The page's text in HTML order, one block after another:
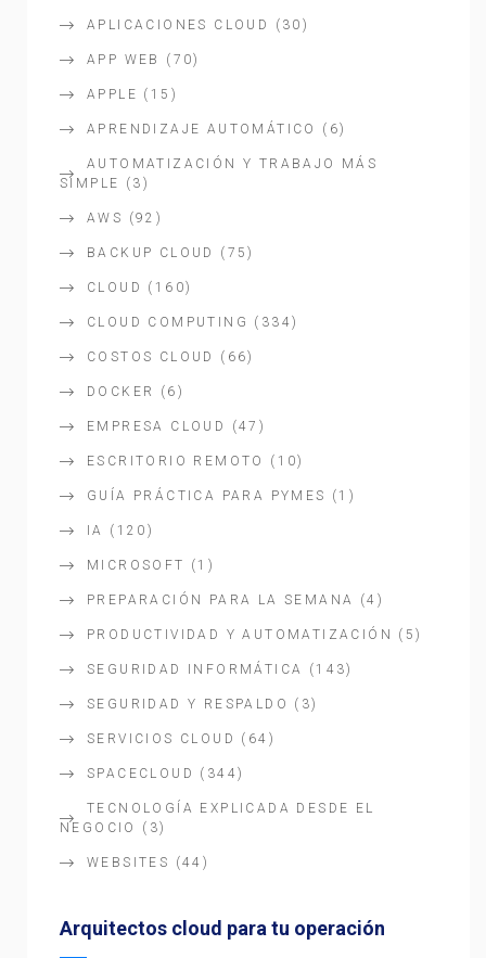
APLICACIONES CLOUD (30)
APP WEB (70)
APPLE (15)
APRENDIZAJE AUTOMÁTICO (6)
AUTOMATIZACIÓN Y TRABAJO MÁS
SIMPLE
(3)
AWS (92)
BACKUP CLOUD (75)
CLOUD (160)
CLOUD COMPUTING (334)
COSTOS CLOUD (66)
DOCKER (6)
EMPRESA CLOUD (47)
ESCRITORIO REMOTO (10)
GUÍA PRÁCTICA PARA PYMES (1)
IA (120)
MICROSOFT (1)
PREPARACIÓN PARA LA SEMANA (4)
PRODUCTIVIDAD Y AUTOMATIZACIÓN (5)
SEGURIDAD INFORMÁTICA (143)
SEGURIDAD Y RESPALDO (3)
SERVICIOS CLOUD (64)
SPACECLOUD (344)
TECNOLOGÍA EXPLICADA DESDE EL
NEGOCIO
(3)
WEBSITES (44)
Arquitectos cloud para tu operación